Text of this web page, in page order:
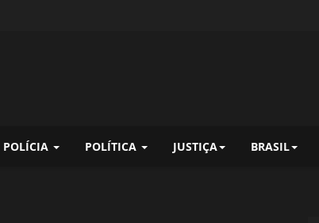
POLÍCIA POLÍTICA JUSTIÇA BRASIL